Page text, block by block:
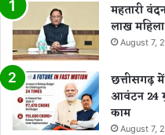
महतारी
लाख
August 7,
छत्तीसगढ़
आवंटन 24
काम
August 7,